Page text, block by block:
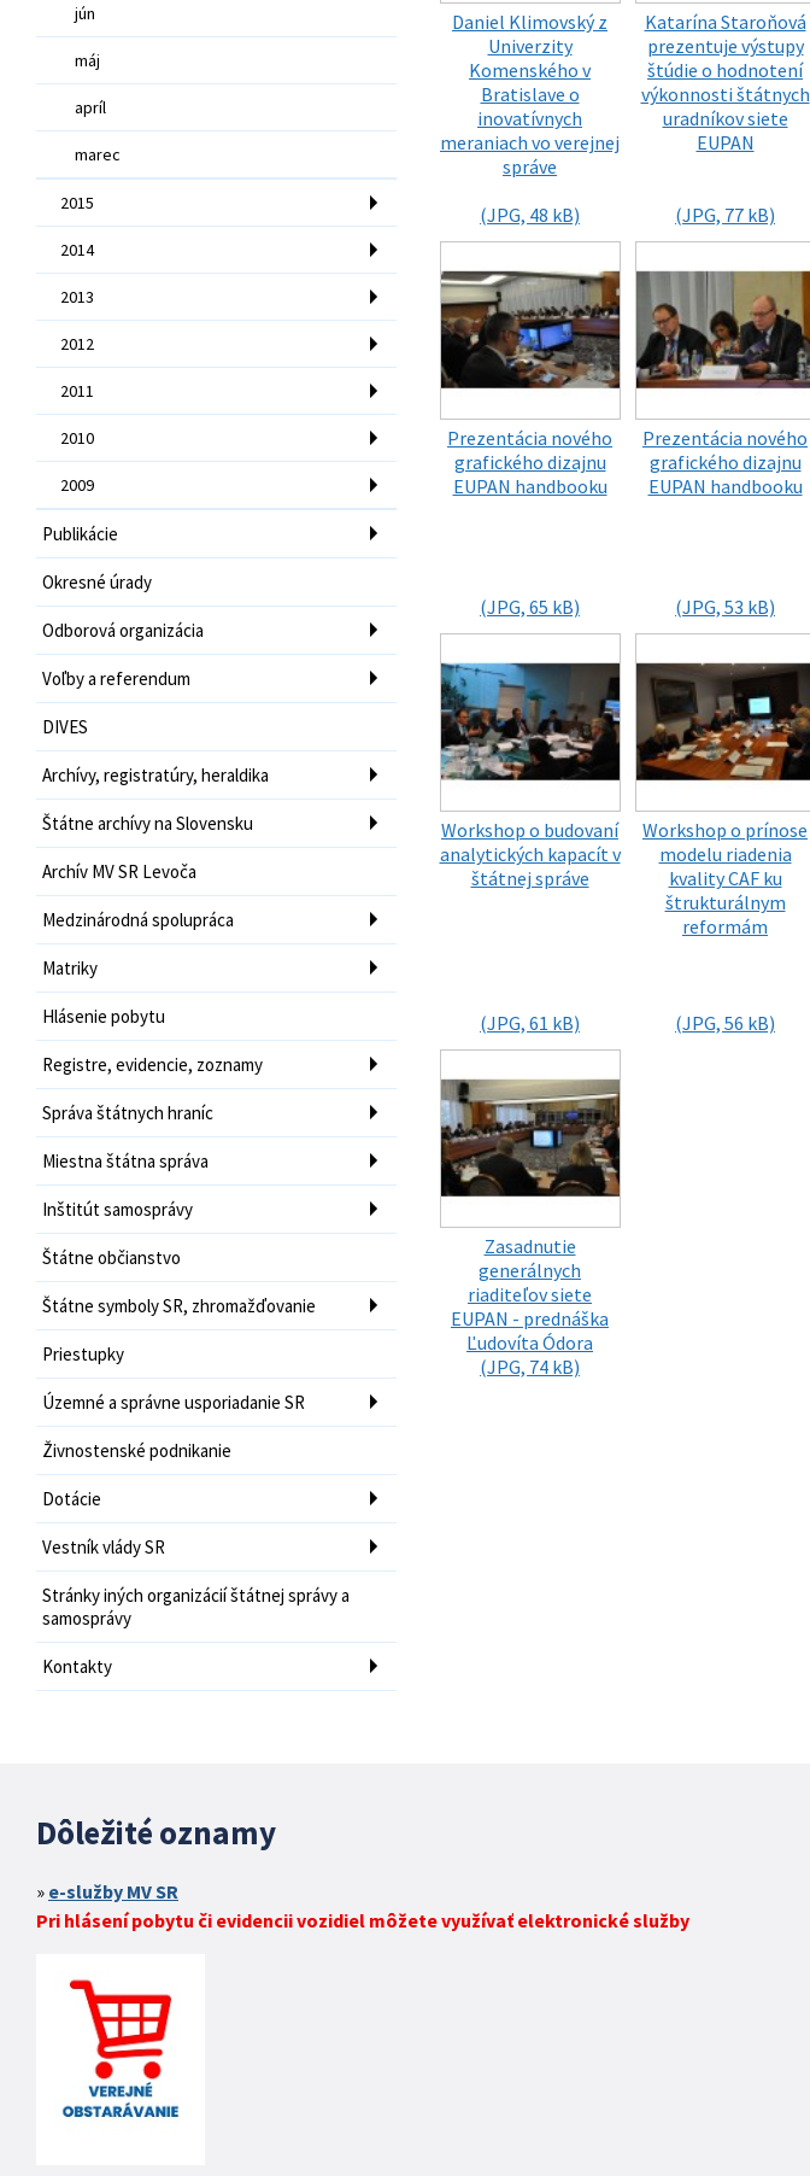
jún
máj
apríl
marec
2015
2014
2013
2012
2011
2010
2009
Publikácie
Okresné úrady
Odborová organizácia
Voľby a referendum
DIVES
Archívy, registratúry, heraldika
Štátne archívy na Slovensku
Archív MV SR Levoča
Medzinárodná spolupráca
Matriky
Hlásenie pobytu
Registre, evidencie, zoznamy
Správa štátnych hraníc
Miestna štátna správa
Inštitút samosprávy
Štátne občianstvo
Štátne symboly SR, zhromažďovanie
Priestupky
Územné a správne usporiadanie SR
Živnostenské podnikanie
Dotácie
Vestník vlády SR
Stránky iných organizácií štátnej správy a
samosprávy
Kontakty
Daniel Klimovský z
Univerzity
Komenského v
Bratislave o
inovatívnych
meraniach vo verejnej
správe
(JPG, 48 kB)
Katarína Staroňová
prezentuje výstupy
štúdie o hodnotení
výkonnosti štátnych
uradníkov siete
EUPAN
(JPG, 77 kB)
Prezentácia nového
grafického dizajnu
EUPAN handbooku
(JPG, 65 kB)
Prezentácia nového
grafického dizajnu
EUPAN handbooku
(JPG, 53 kB)
Workshop o budovaní
analytických kapacít v
štátnej správe
(JPG, 61 kB)
Workshop o prínose
modelu riadenia
kvality CAF ku
štrukturálnym
reformám
(JPG, 56 kB)
Zasadnutie
generálnych
riaditeľov siete
EUPAN - prednáška
Ľudovíta Ódora
(JPG, 74 kB)
Dôležité oznamy
e-služby MV SR
Pri hlásení pobytu či evidencii vozidiel môžete využívať elektronické služby